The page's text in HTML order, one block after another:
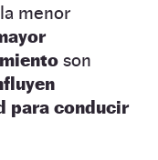
menor
son
para conducir